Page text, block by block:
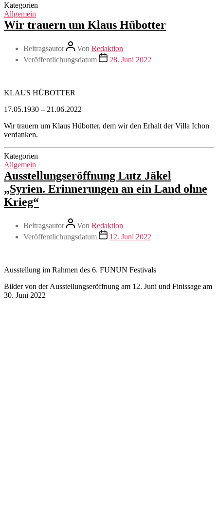
Kategorien
Allgemein
Wir trauern um Klaus Hübotter
Beitragsautor Von Redaktion
Veröffentlichungsdatum
28. Juni 2022
KLAUS HÜBOTTER
17.05.1930 – 21.06.2022
Wir trauern um Klaus Hübotter, dem wir den Erhalt der Villa Ichon
verdanken.
Kategorien
Allgemein
Ausstellungseröffnung Lutz Jäkel
„Syrien. Erinnerungen an ein Land ohne
Krieg“
Beitragsautor Von Redaktion
Veröffentlichungsdatum
12. Juni 2022
Ausstellung im Rahmen des 6. FUNUN Festivals
Bilder von der Ausstellungseröffnung am 12. Juni und Finissage am
30. Juni 2022